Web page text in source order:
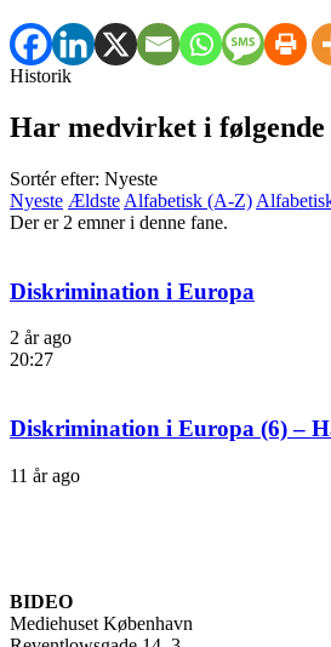
Historik
Har medvirket i følgende
Sortér efter: Nyeste
Nyeste Ældste Alfabetisk (A-Z)
Der er 2 emner i denne fane.
Diskrimination i Europa
2 år ago
20:27
Diskrimination i Europa (6) –
11 år ago
BIDEO
Mediehuset København